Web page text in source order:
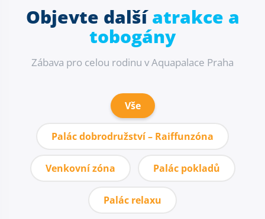
Objevte dalšíatrakce a
tobogány
Zábava pro celou rodinu v Aquapalace Praha
Vše
Palác dobrodružství – Raiffunzóna
Venkovní zóna Palác pokladů
Palác relaxu